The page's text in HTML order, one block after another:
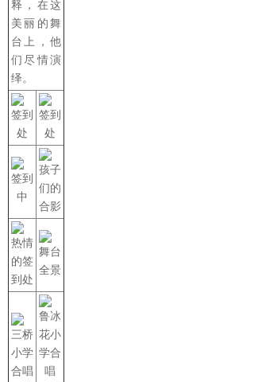
释，在这
美丽的舞
台上，他
们尽情演
绎。
签到
处
签到
处
签到
中
孩子
们的
合影
热情
的签
到处
舞台
全景
三桥
小学
合唱
鲁冰
花小
学合
唱